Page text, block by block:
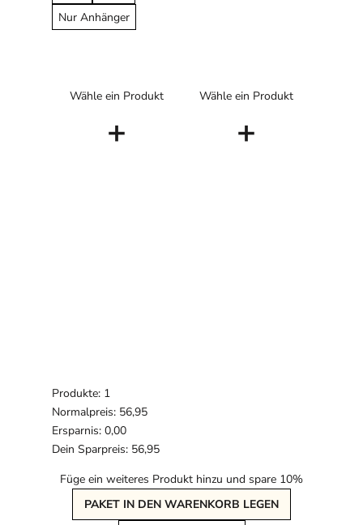
Nur Anhänger
Wähle ein Produkt
+
Wähle ein Produkt
+
Produkte: 1
Normalpreis: 56,95
Ersparnis: 0,00
Dein Sparpreis: 56,95
Füge ein weiteres Produkt hinzu und spare 10%
PAKET IN DEN WARENKORB LEGEN